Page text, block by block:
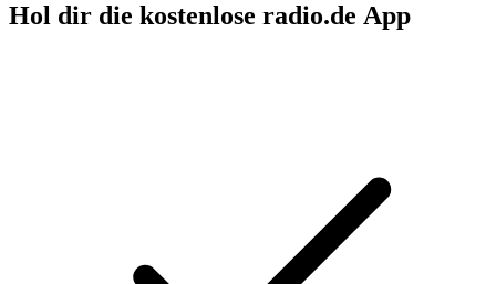
Hol dir die kostenlose radio.de App